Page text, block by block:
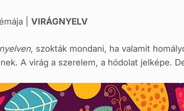
| VIRÁGNYELV
, szokták mondani, ha valamit
A virág a szerelem, a hódolat jelképe.